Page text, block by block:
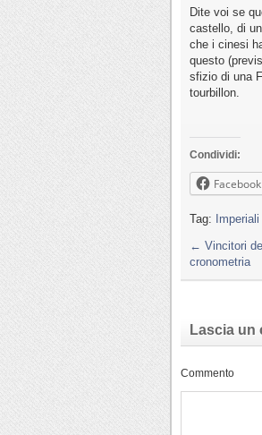
Dite voi se
castello, di
che i cinesi
questo
sfizio di una
tourbillon.
Condividi:
Facebook
Tag:
← Vincitori
cronometria
Lascia un
Commento